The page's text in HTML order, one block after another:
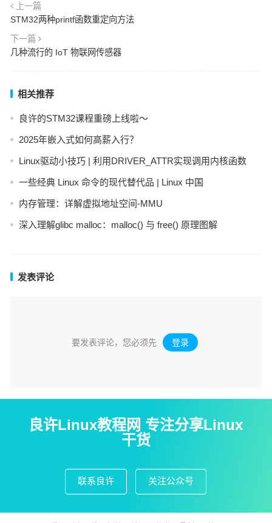
上一篇
STM32两种printf函数重定向方法
下一篇
几种流行的 IoT 物联网传感器
相关推荐
良许的STM32课程重磅上线啦～
2025年嵌入式如何高薪入行？
Linux驱动小技巧 | 利用DRIVER_ATTR实现调用内核函数
一些经典 Linux 命令的现代替代品 | Linux 中国
内存管理：详解虚拟地址空间-MMU
深入理解glibc malloc：malloc() 与 free() 原理图解
发表评论
要发表评论，您必须先 登录 。
良许Linux教程网 专注分享Linux
干货
联系良许 关注公众号